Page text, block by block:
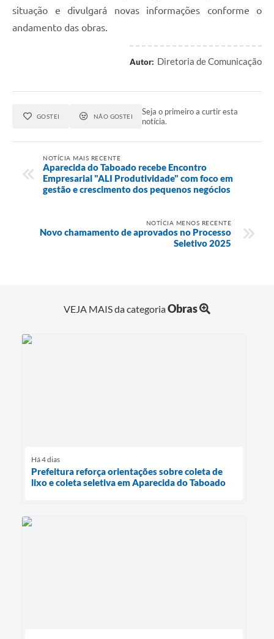
situação e divulgará novas informações conforme o
andamento das obras.
Autor: Diretoria de Comunicação
GOSTEI NÃO GOSTEI
Seja o primeiro a curtir esta
notícia.
NOTÍCIA MAIS RECENTE
Aparecida do Taboado recebe Encontro
Empresarial "ALI Produtividade" com foco em
gestão e crescimento dos pequenos negócios
NOTÍCIA MENOS RECENTE
Novo chamamento de aprovados no Processo
Seletivo 2025
VEJA MAIS da categoriaObras
Há 4 dias
Prefeitura reforça orientações sobre coleta de
lixo e coleta seletiva em Aparecida do Taboado